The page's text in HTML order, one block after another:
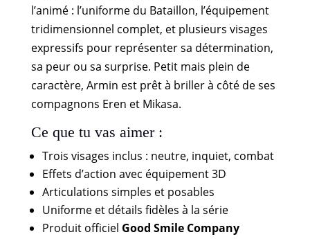
l’animé : l’uniforme du Bataillon, l’équipement
tridimensionnel complet, et plusieurs visages
expressifs pour représenter sa détermination,
sa peur ou sa surprise. Petit mais plein de
caractère, Armin est prêt à briller à côté de ses
compagnons Eren et Mikasa.
Ce que tu vas aimer :
Trois visages inclus : neutre, inquiet, combat
Effets d’action avec équipement 3D
Articulations simples et posables
Uniforme et détails fidèles à la série
Produit officiel Good Smile Company